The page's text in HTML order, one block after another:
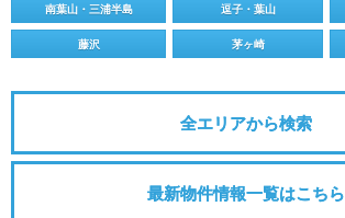
南葉山・三浦半島 逗子・葉山
藤沢 茅ヶ崎
全エリアから検索
最新物件情報一覧はこちら